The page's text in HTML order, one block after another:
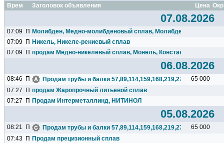
Время Заголовок объявления Цена
07.08.2026
07:09 П Молибден, Медно-молибденовый сплав, Молибдено-рениевый
07:09 П Никель, Никеле-рениевый сплав
07:09
П продам Медно-никелевый сплав, Монель, Константан.
06.08.2026
08:46 П Продам трубы и балки
65 000
07:27
П продам Жаропрочный литьевой сплав
07:27
П Продам Интерметаллинд, НИТИНОЛ
05.08.2026
08:21 П Продам трубы и балки
65 000
07:43 П Продам прецизионный сплав